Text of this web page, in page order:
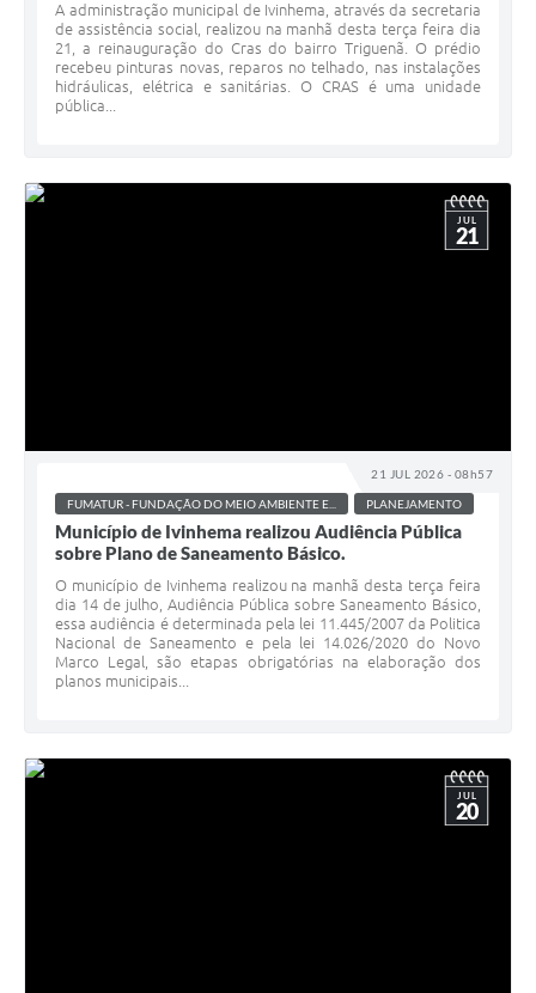
A administração municipal de Ivinhema, através da secretaria
de assistência social, realizou na manhã desta terça feira dia
21, a reinauguração do Cras do bairro Triguenã. O prédio
recebeu pinturas novas, reparos no telhado, nas instalações
hidráulicas, elétrica e sanitárias. O CRAS é uma unidade
pública...
21 JUL 2026 - 08h57
JUL
21
FUMATUR - FUNDAÇÃO DO MEIO AMBIENTE E... PLANEJAMENTO
Município de Ivinhema realizou Audiência Pública
sobre Plano de Saneamento Básico.
O município de Ivinhema realizou na manhã desta terça feira
dia 14 de julho, Audiência Pública sobre Saneamento Básico,
essa audiência é determinada pela lei 11.445/2007 da Politica
Nacional de Saneamento e pela lei 14.026/2020 do Novo
Marco Legal, são etapas obrigatórias na elaboração dos
planos municipais...
JUL
20